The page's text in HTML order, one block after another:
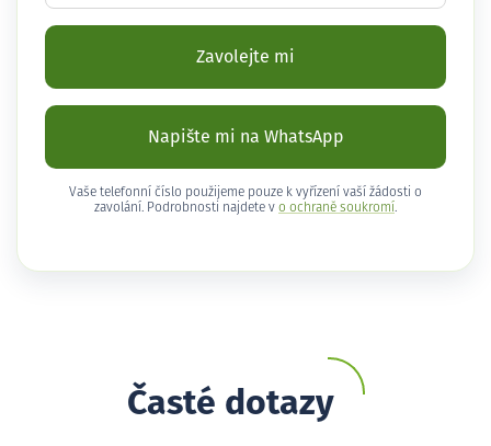
Zavolejte mi
Napište mi na WhatsApp
Vaše telefonní číslo použijeme pouze k vyřízení vaší žádosti o
zavolání. Podrobnosti najdete v o ochraně soukromí .
Časté dotazy